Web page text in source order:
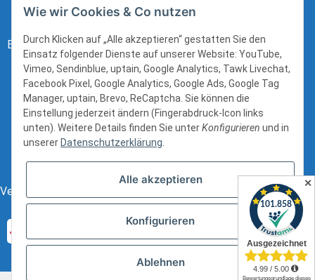
Bezahlung:
Versand:
Wie wir Cookies & Co nutzen
Durch Klicken auf „Alle akzeptieren“ gestatten Sie den
Einsatz folgender Dienste auf unserer Website: YouTube,
Vimeo, Sendinblue, uptain, Google Analytics, Tawk Livechat,
Facebook Pixel, Google Analytics, Google Ads, Google Tag
Manager, uptain, Brevo, ReCaptcha. Sie können die
Einstellung jederzeit ändern (Fingerabdruck-Icon links
unten). Weitere Details finden Sie unterKonfigurieren und in
unserer Datenschutzerklärung.
Alle akzeptieren
Konfigurieren
Ablehnen
✕